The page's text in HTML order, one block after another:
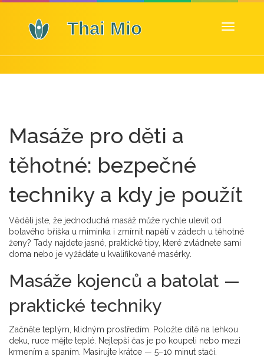
Zobrazit
Masáže pro děti a
těhotné: bezpečné
techniky a kdy je použít
Věděli jste, že jednoduchá masáž může rychle ulevit od
bolavého bříška u miminka i zmírnit napětí v zádech u těhotné
ženy? Tady najdete jasné, praktické tipy, které zvládnete sami
doma nebo je vyžádáte u kvalifikované masérky.
Masáže kojenců a batolat —
praktické techniky
Začněte teplým, klidným prostředím. Položte dítě na lehkou
deku, ruce mějte teplé. Nejlepší čas je po koupeli nebo mezi
krmením a spaním. Masírujte krátce — 5–10 minut stačí.